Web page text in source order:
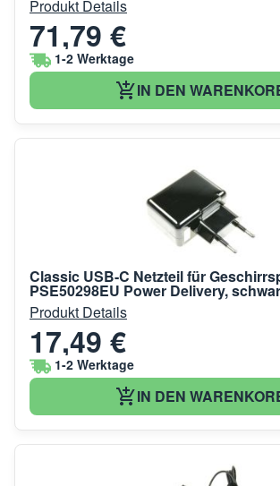
Produkt Details
71,79 €
1-2 Werktage
IN DEN
Classic USB-C Netzteil für
PSE50298EU Power Delivery,
Produkt Details
17,49 €
1-2 Werktage
IN DEN